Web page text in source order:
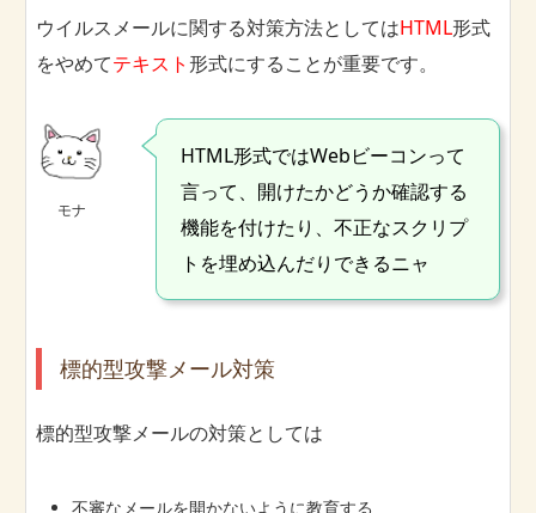
ウイルスメールに関する対策方法としてはHTML形式
をやめてテキスト形式にすることが重要です。
モナ
HTML形式ではWebビーコンって
言って、開けたかどうか確認する
機能を付けたり、不正なスクリプ
トを埋め込んだりできるニャ
標的型攻撃メール対策
標的型攻撃メールの対策としては
不審なメールを開かないように教育する